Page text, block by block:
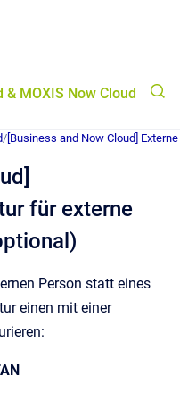
& MOXIS Now Cloud
/ [Business and Now Cloud]
für externe
Person statt eines
einen mit einer